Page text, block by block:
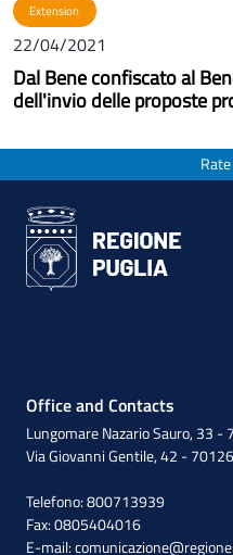
Extension
22/04/2021
Dal Bene confiscato al
dell'invio delle proposte
Office and Contacts
Lungomare Nazario Sauro, 33 -
Via Giovanni Gentile, 42 -
Telefono: 800713939
Fax: 0805404016
E-mail: